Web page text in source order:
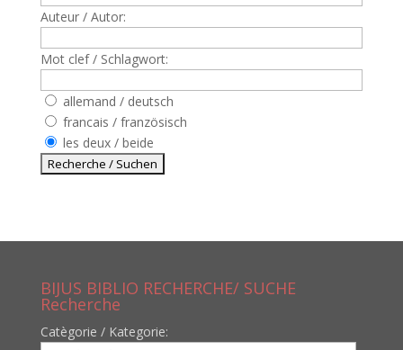
Auteur / Autor:
Mot clef / Schlagwort:
allemand / deutsch
francais / französisch
les deux / beide
BIJUS BIBLIO RECHERCHE/ SUCHE
Recherche
Catègorie / Kategorie: